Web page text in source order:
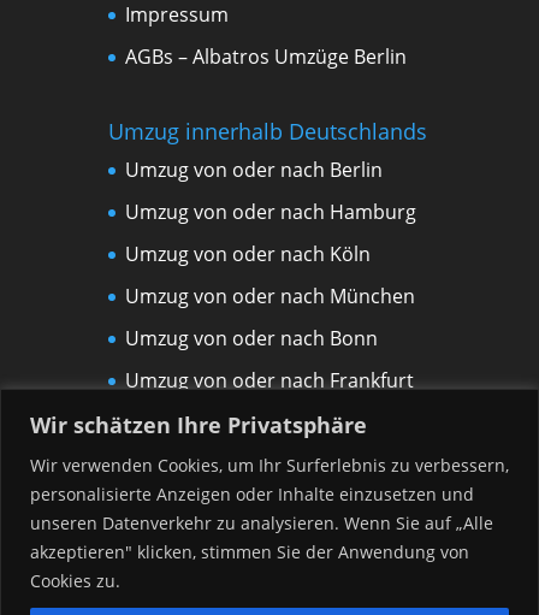
Wir schätzen Ihre Privatsphäre
Wir verwenden Cookies, um Ihr Surferlebnis zu verbessern,
personalisierte Anzeigen oder Inhalte einzusetzen und
unseren Datenverkehr zu analysieren. Wenn Sie auf „Alle
akzeptieren" klicken, stimmen Sie der Anwendung von
Cookies zu.
Impressum
AGBs – Albatros Umzüge Berlin
Umzug innerhalb Deutschlands
Umzug von oder nach Berlin
Umzug von oder nach Hamburg
Umzug von oder nach Köln
Umzug von oder nach München
Umzug von oder nach Bonn
Umzug von oder nach Frankfurt
am Main
Umzug von oder nach Leipzig
Umzug von oder nach Rostock
Umzug von oder nach Düsseldorf